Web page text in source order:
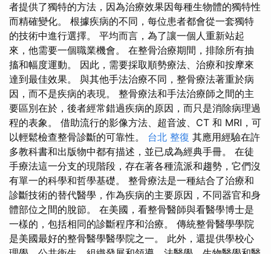
者提供了獨特的方法，因為治療效果因每種生物體的獨特性
而精確變化。 根據疾病的不同，每位患者都會從一套獨特
的技術中進行選擇。 平均而言，為了讓一個人重新站起
來，他需要一個職業機會。 在整骨治療期間，排除所有抽
搐和幅度運動。 因此，需要採取順勢療法、治療和按摩來
達到最佳效果。 與其他手法治療不同，整骨療法著重於病
因，而不是疾病的表現。 整骨療法和手法治療師之間的主
要區別在於，後者經常錯過疾病的原因，而只是消除病理過
程的表象。 借助流行的影像方法、超音波、CT 和 MRI，可
以輕鬆檢查整骨診斷的可靠性。 台北 整復 其應用經驗在許
多教科書和出版物中都有描述，並已成為經典手冊。 在徒
手療法這一分支的現階段，存在著各種流派和趨勢，它們沒
有單一的科學和哲學基礎。 整骨療法是一種結合了治療和
診斷技術的替代醫學，作為疾病的主要原因，不同器官和身
體部位之間的脫節。 在美國，看整骨醫師與看醫學博士是
一樣的，包括相同的診斷程序和治療。 傳統整骨醫學學院
是美國最好的整骨醫學醫學院之一。 此外，還提供學校心